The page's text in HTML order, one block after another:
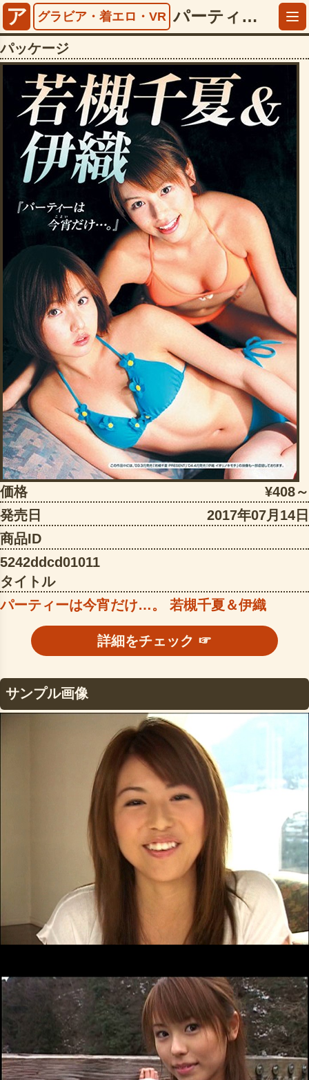
ア グラビア・着エロ・VR パーティーは今宵だけ…。 若槻千夏＆伊織【5242ddcd01011】
パッケージ
価格
¥408～
発売日
2017年07月14日
商品ID
5242ddcd01011
タイトル
パーティーは今宵だけ…。 若槻千夏＆伊織
詳細をチェック ☞
サンプル画像